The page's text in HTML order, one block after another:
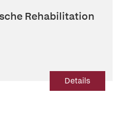
Rehabilitation
Details